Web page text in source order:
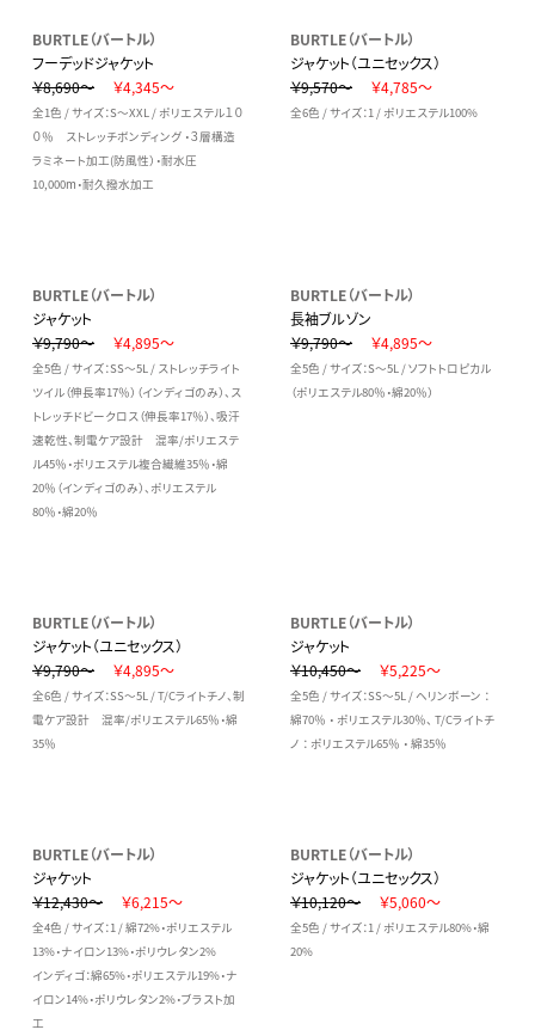
BURTLE（バートル）
フーデッドジャケット
￥8,690～
￥4,345～
全1色 / サイズ：S～XXL / ポリエステル１０
０％ ストレッチボンディング ・３層構造
ラミネート加工(防風性）・耐水圧
10,000m・耐久撥水加工
BURTLE（バートル）
ジャケット（ユニセックス）
￥9,570～
￥4,785～
全6色 / サイズ：1 / ポリエステル100%
BURTLE（バートル）
ジャケット
￥9,790～
￥4,895～
全5色 / サイズ：SS～5L / ストレッチライト
ツイル（伸長率17％）（インディゴのみ）、ス
トレッチドビークロス（伸長率17％）、吸汗
速乾性、制電ケア設計 混率/ポリエステ
ル45％・ポリエステル複合繊維35％・綿
20％（インディゴのみ）、ポリエステル
80％・綿20％
BURTLE（バートル）
長袖ブルゾン
￥9,790～
￥4,895～
全5色 / サイズ：S～5L / ソフトトロピカル
（ポリエステル80％・綿20％）
BURTLE（バートル）
ジャケット（ユニセックス）
￥9,790～
￥4,895～
全6色 / サイズ：SS～5L / T/Cライトチノ、制
電ケア設計 混率/ポリエステル65％・綿
35％
BURTLE（バートル）
ジャケット
￥10,450～
￥5,225～
全5色 / サイズ：SS～5L / ヘリンボーン ：
綿70％ ・ ポリエステル30％、 T/Cライトチ
ノ ： ポリエステル65％ ・ 綿35％
BURTLE（バートル）
ジャケット
￥12,430～
￥6,215～
全4色 / サイズ：1 / 綿72%・ポリエステル
13%・ナイロン13%・ポリウレタン2%
インディゴ：綿65%・ポリエステル19%・ナ
イロン14%・ポリウレタン2%・ブラスト加
工
BURTLE（バートル）
ジャケット（ユニセックス）
￥10,120～
￥5,060～
全5色 / サイズ：1 / ポリエステル80%・綿
20%